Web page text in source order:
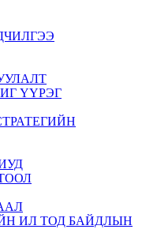
ҮҮРЭГ
ИЛ ТОД БАЙДЛЫН